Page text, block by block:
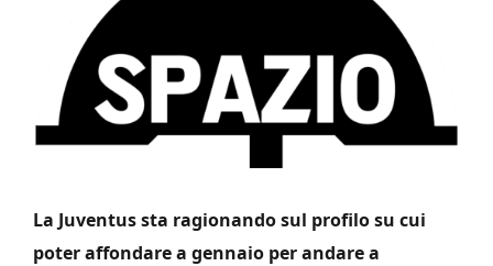
La Juventus sta ragionando sul profilo su cui
poter affondare a gennaio per andare a